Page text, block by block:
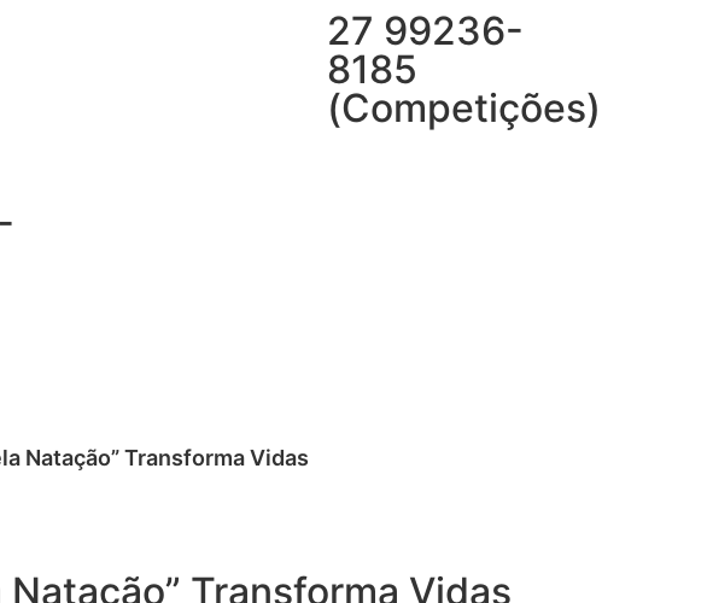
27 99236-
8185
(Competições)
Natação” Transforma Vidas
Transforma Vidas